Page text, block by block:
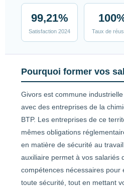
99,21%
Satisfaction 2024 Taux de
Pourquoi former vos
Givors est commune
avec des entreprises de la
BTP. Les entreprises de ce
mêmes obligations
en matière de sécurité au
auxiliaire permet à vos salariés
compétences nécessaires pour
toute sécurité, tout en mettant